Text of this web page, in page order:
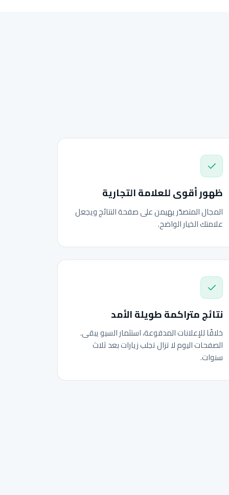
ظهور أقوى للعلامة التجارية
المجال المتصدّر يهيمن على صفحة النتائج ويجعل
علامتك الخيار الواضح.
نتائج متراكمة طويلة الأمد
خلافًا للإعلانات المدفوعة، استثمار السيو يبقى.
الصفحات اليوم لا تزال تجلب زيارات بعد ثلاث
سنوات.